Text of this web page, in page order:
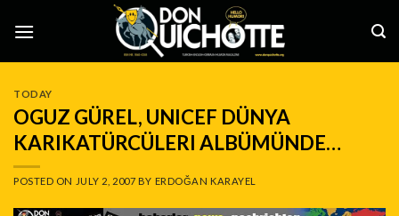
TODAY
OGUZ GÜREL, UNICEF DÜNYA
KARIKATÜRCÜLERI ALBÜMÜNDE…
POSTED ON JULY 2, 2007 BY ERDOĞAN KARAYEL